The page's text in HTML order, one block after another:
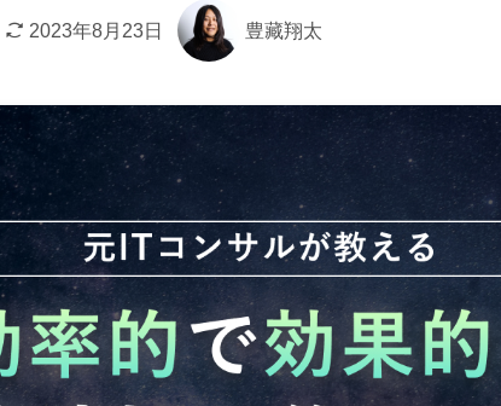
2023年8月23日 豊藏翔太